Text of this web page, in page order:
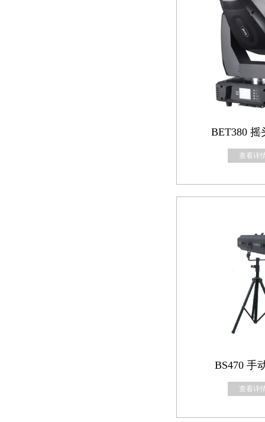
BET380 摇
查看详
BS470 手
查看详